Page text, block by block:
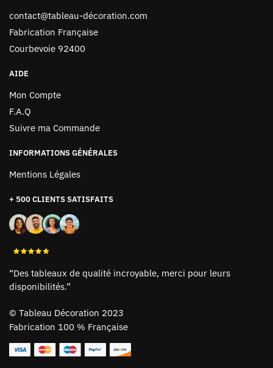
contact@tableau-décoration.com
Fabrication Française
Courbevoie 92400
AIDE
Mon Compte
F.A.Q
Suivre ma Commande
INFORMATIONS GÉNÉRALES
Mentions Légales
+ 500 CLIENTS SATISFAITS
“Des tableaux de qualité incroyable, merci pour leurs
disponibilités.”
© Tableau Décoration 2023
Fabrication 100 % Française